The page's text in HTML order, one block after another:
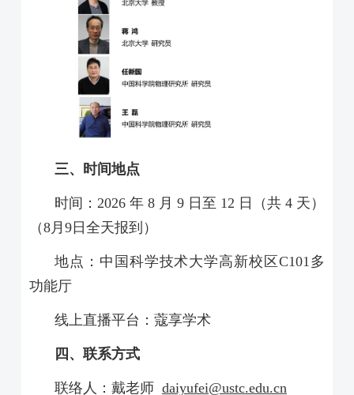
三、时间地点
时间：2026 年 8 月 9 日至 12 日（共 4 天）
（8月9日全天报到）
地点：中国科学技术大学高新校区C101多
功能厅
线上直播平台：蔻享学术
四、联系方式
联络人：戴老师 daiyufei@ustc.edu.cn